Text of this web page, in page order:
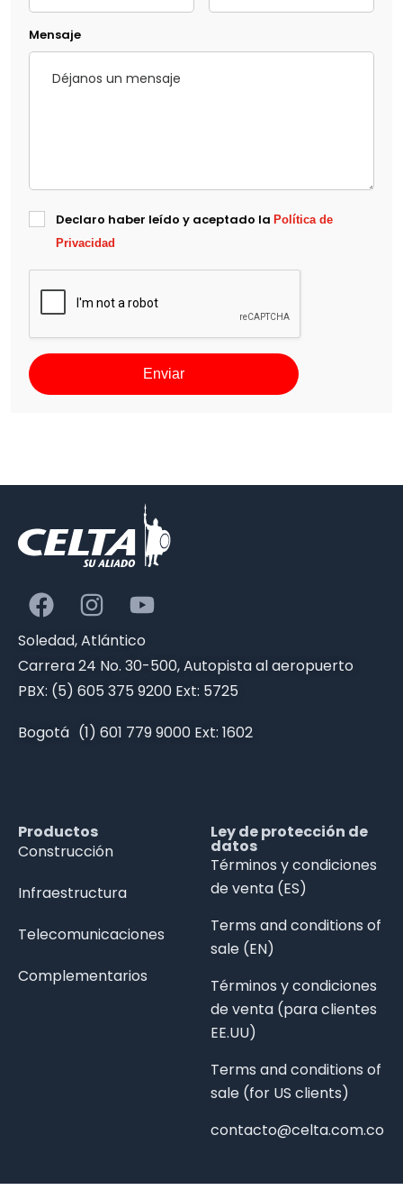
Mensaje
Declaro haber leído y aceptado la Política de
Privacidad
Enviar
Soledad, Atlántico
Carrera 24 No. 30-500, Autopista al aeropuerto
PBX: (5) 605 375 9200 Ext: 5725
Bogotá (1) 601 779 9000 Ext: 1602
Productos
Construcción
Infraestructura
Telecomunicaciones
Complementarios
Ley de protección de
datos
Términos y condiciones
de venta (ES)
Terms and conditions of
sale (EN)
Términos y condiciones
de venta (para clientes
EE.UU)
Terms and conditions of
sale (for US clients)
contacto@celta.com.co